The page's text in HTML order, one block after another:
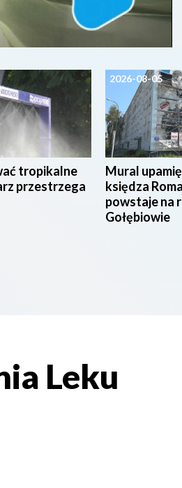
tropikalne
przestrzega
2026-08-05
Mural
księdza
powstaje na
Gołębiowie
Leku